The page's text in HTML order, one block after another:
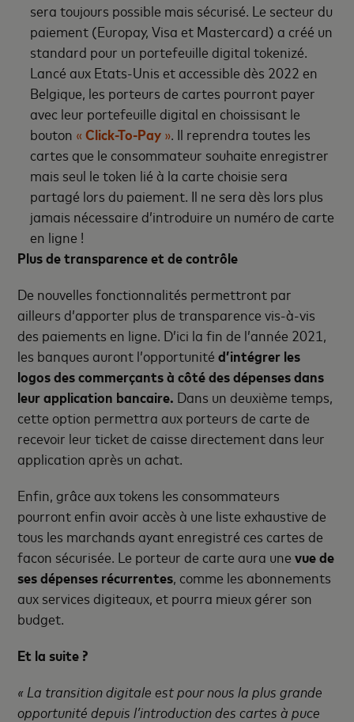
sera toujours possible mais sécurisé. Le secteur du
paiement (Europay, Visa et Mastercard) a créé un
standard pour un portefeuille digital tokenizé.
Lancé aux Etats-Unis et accessible dès 2022 en
Belgique, les porteurs de cartes pourront payer
avec leur portefeuille digital en choissisant le
bouton «Click-To-Pay ». Il reprendra toutes les
cartes que le consommateur souhaite enregistrer
mais seul le token lié à la carte choisie sera
partagé lors du paiement. Il ne sera dès lors plus
jamais nécessaire d’introduire un numéro de carte
en ligne !
Plus de transparence et de contrôle
De nouvelles fonctionnalités permettront par
ailleurs d’apporter plus de transparence vis-à-vis
des paiements en ligne. D’ici la fin de l’année 2021,
les banques auront l’opportunitéd’intégrer les
logos des commerçants à côté des dépenses dans
leur application bancaire. Dans un deuxième temps,
cette option permettra aux porteurs de carte de
recevoir leur ticket de caisse directement dans leur
application après un achat.
Enfin, grâce aux tokens les consommateurs
pourront enfin avoir accès à une liste exhaustive de
tous les marchands ayant enregistré ces cartes de
facon sécurisée. Le porteur de carte aura unevue de
ses dépenses récurrentes, comme les abonnements
aux services digiteaux, et pourra mieux gérer son
budget.
Et la suite ?
« La transition digitale est pour nous la plus grande
opportunité depuis l’introduction des cartes à puce